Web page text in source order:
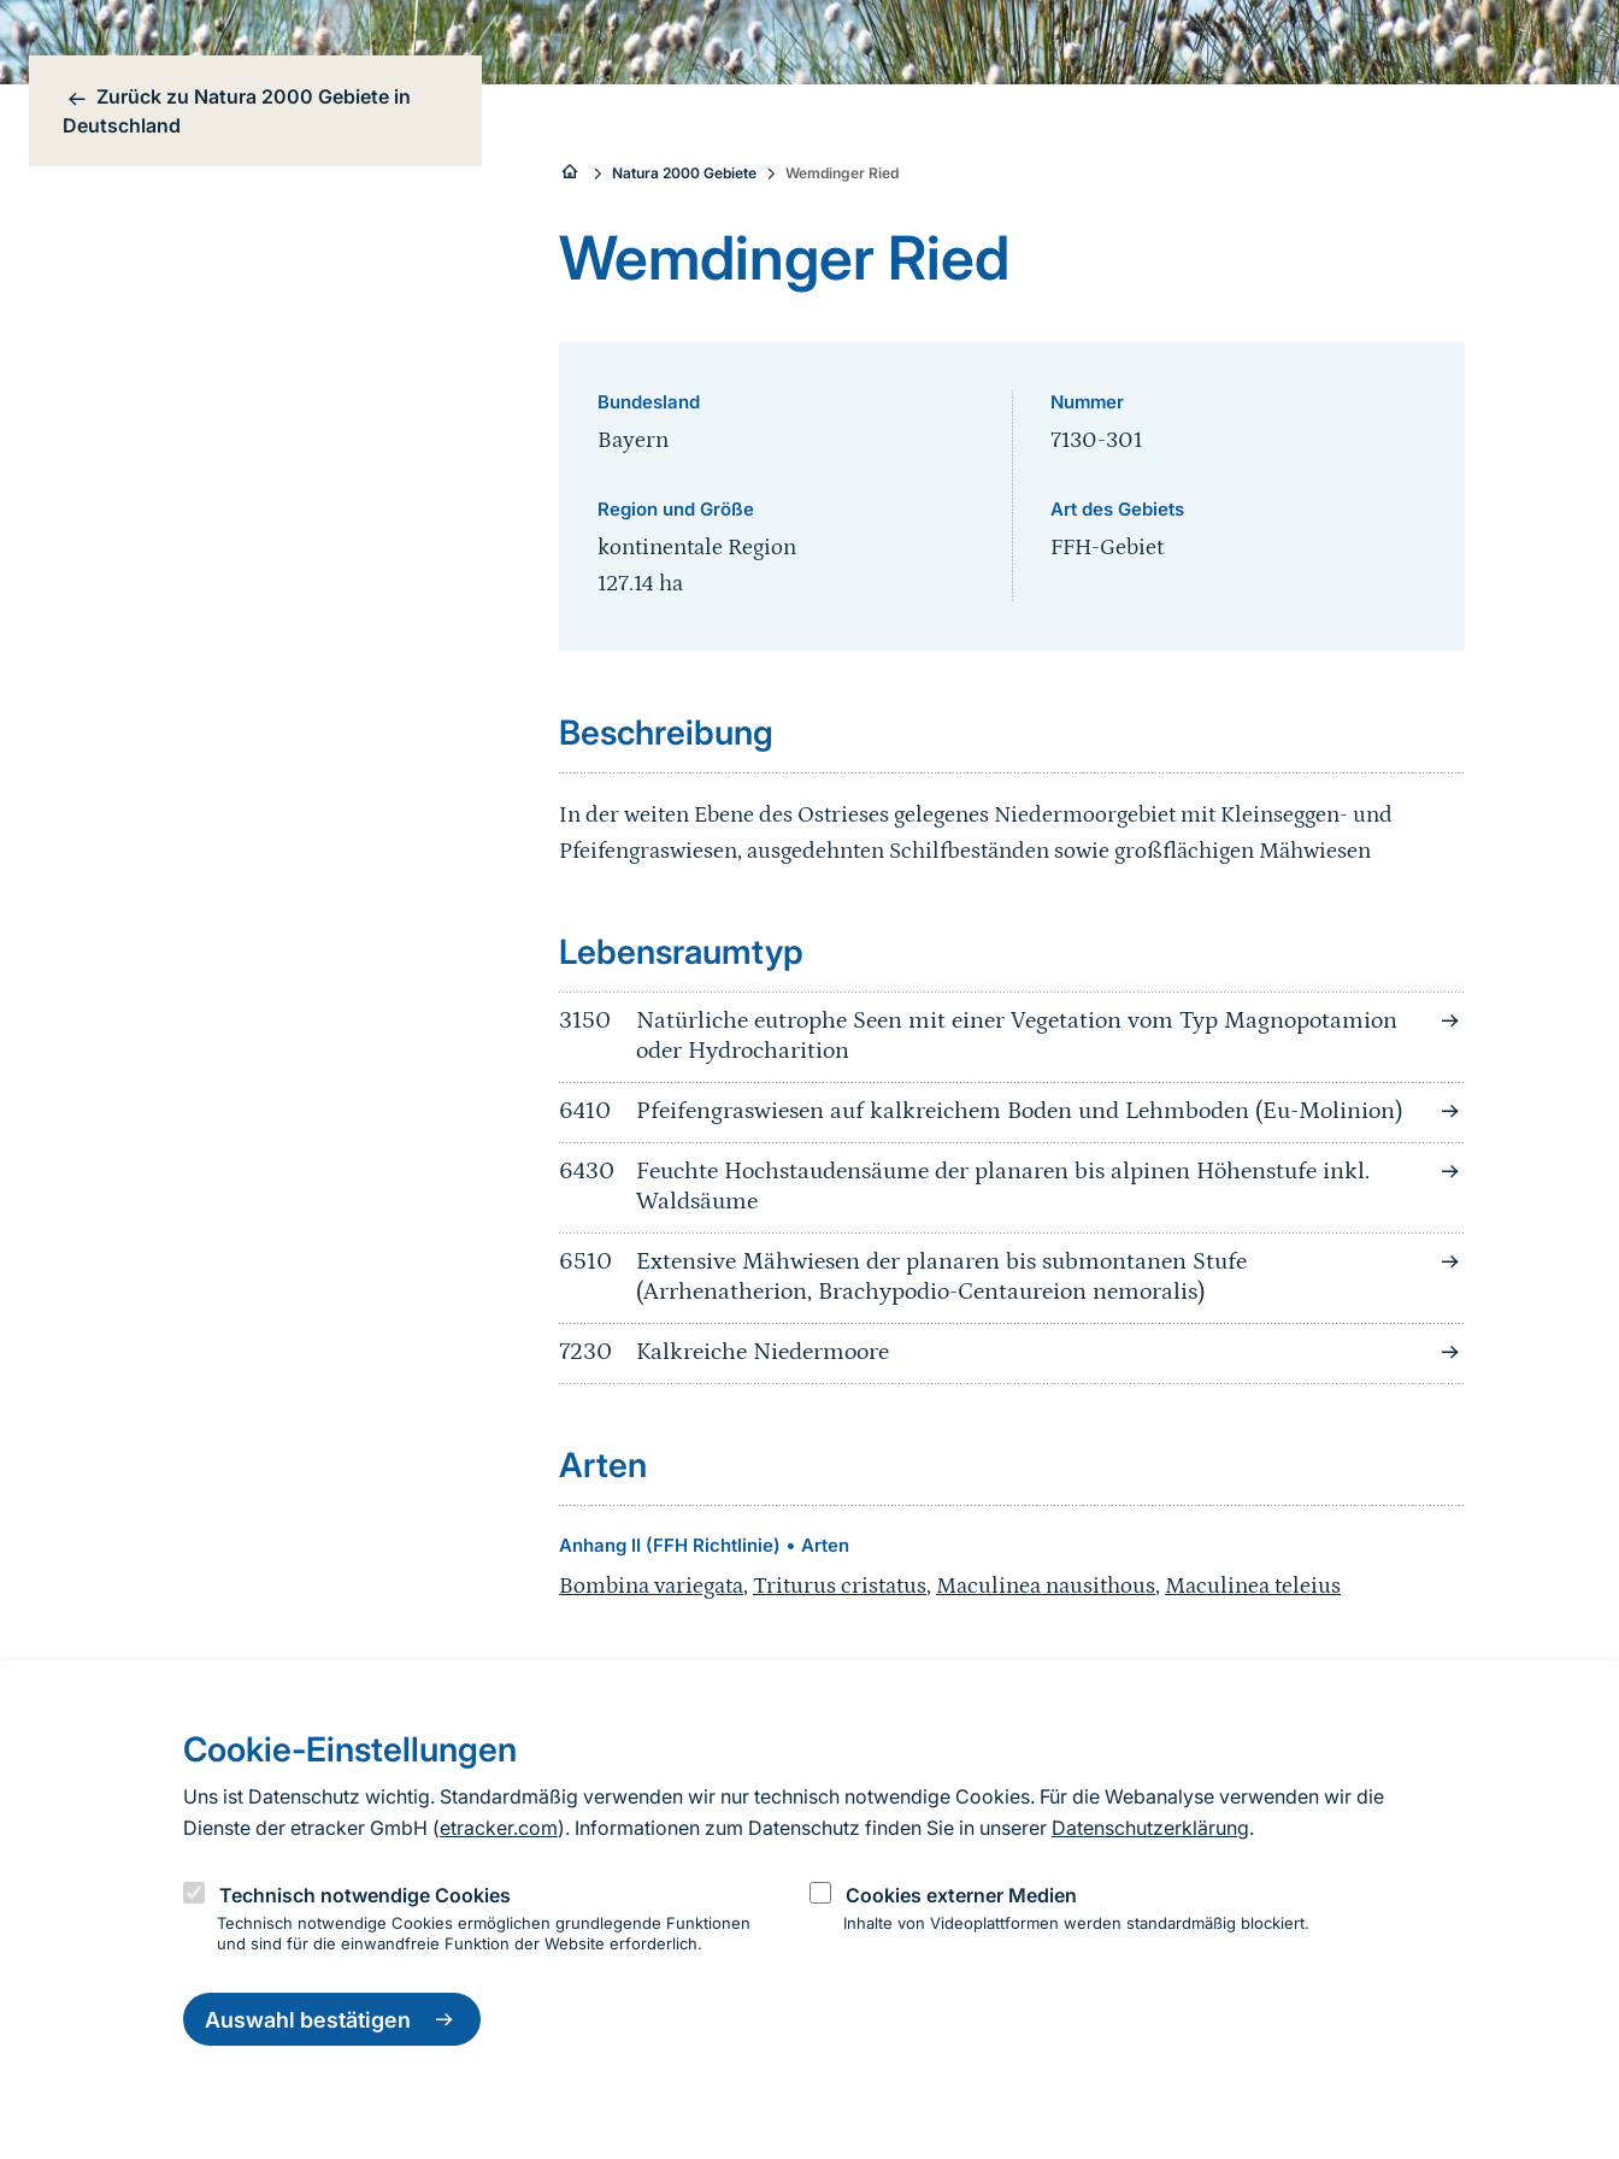
Cookie-Einstellungen
Uns ist Datenschutz wichtig. Standardmäßig verwenden wir nur technisch notwendige Cookies. Für die Webanalyse verwenden wir die
Dienste der etracker GmbH (etracker.com). Informationen zum Datenschutz finden Sie in unserer Datenschutzerklärung.
Technisch notwendige Cookies
Technisch notwendige Cookies ermöglichen grundlegende Funktionen
und sind für die einwandfreie Funktion der Website erforderlich.
Cookies externer Medien
Inhalte von Videoplattformen werden standardmäßig blockiert.
Auswahl bestätigen
Einwilligung
zurückziehen
Bereichsnavigation
Zurück zu Natura 2000 Gebiete in
Deutschland
Sie
sind
hier:
Natura 2000 Gebiete Wemdinger Ried
Wemdinger Ried
Bundesland
Bayern
Region und Größe
kontinentale Region
127.14 ha
Nummer
7130-301
Art des Gebiets
FFH-Gebiet
Beschreibung
In der weiten Ebene des Ostrieses gelegenes Niedermoorgebiet mit Kleinseggen- und
Pfeifengraswiesen, ausgedehnten Schilfbeständen sowie großflächigen Mähwiesen
Sprungmarke
Lebensraumtyp
3150
Natürliche eutrophe Seen mit einer Vegetation vom Typ Magnopotamion
oder Hydrocharition
6410 Pfeifengraswiesen auf kalkreichem Boden und Lehmboden (Eu-Molinion)
6430
Feuchte Hochstaudensäume der planaren bis alpinen Höhenstufe inkl.
Waldsäume
6510
Extensive Mähwiesen der planaren bis submontanen Stufe
(Arrhenatherion, Brachypodio-Centaureion nemoralis)
7230 Kalkreiche Niedermoore
Arten
Anhang II (FFH Richtlinie) • Arten
Bombina variegata, Triturus cristatus, Maculinea nausithous, Maculinea teleius
Nach Angaben der an die EU übermittelten Standarddatenbögen Deutschlands (Stand:
2019). Aus besonderen Schutzgründen enthalten die zur Veröffentlichung freigegebenen
Informationen zur Seite